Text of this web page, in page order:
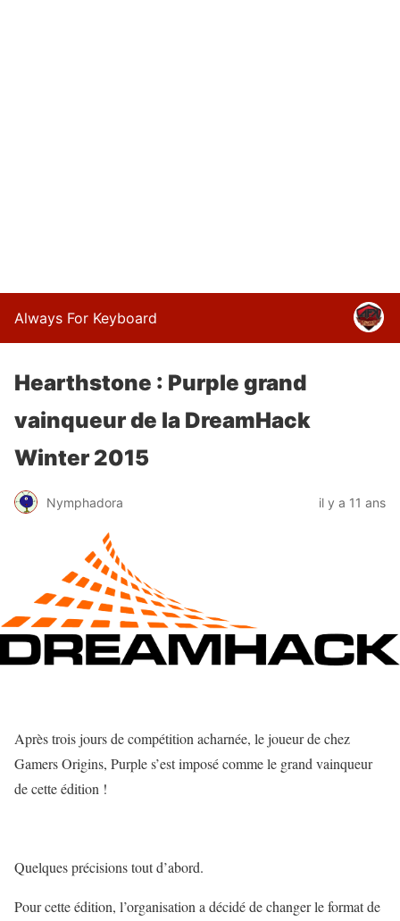
Always For Keyboard
Hearthstone : Purple grand
vainqueur de la DreamHack
Winter 2015
Nymphadora il y a 11 ans
Après trois jours de compétition acharnée, le joueur de chez
Gamers Origins, Purple s’est imposé comme le grand vainqueur
de cette édition !
Quelques précisions tout d’abord.
Pour cette édition, l’organisation a décidé de changer le format de